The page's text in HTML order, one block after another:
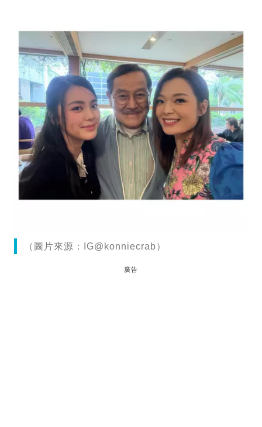
（圖片來源：IG@konniecrab）
廣告